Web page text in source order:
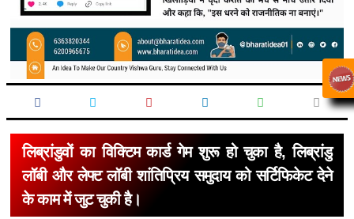
लिब्रांडुवों का विक्टिम कार्ड गेम शुरू हो चुका है, लिब्रांडु
लॉबी और लेफ्ट लॉबी शांतिप्रिय समुदाय को सर्टिफिकेट देने
के काम में जुट चुकी है।